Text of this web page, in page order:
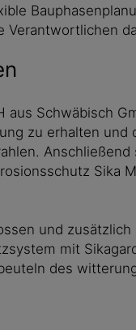
Schwäbisch
zu erhalten und
Sika
und
mit
des